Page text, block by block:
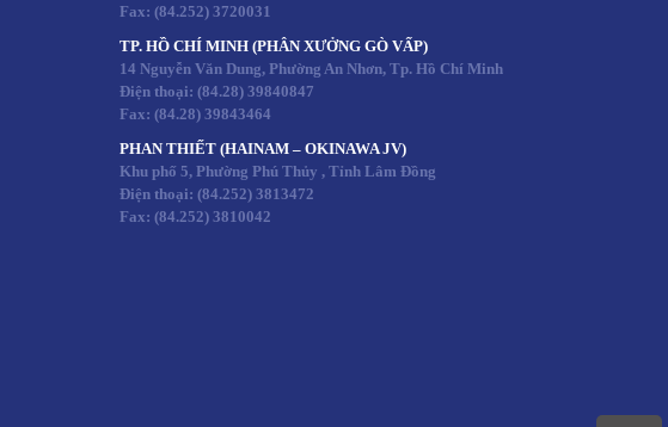
Fax:(84.252) 3720031
TP. HỒ CHÍ MINH (PHÂN XƯỞNG GÒ VẤP)
14 Nguyễn Văn Dung, Phường An Nhơn, Tp. Hồ Chí Minh
Điện thoại:(84.28) 39840847
Fax: (84.28) 39843464
PHAN THIẾT (HAINAM – OKINAWA JV)
Khu phố 5, Phường Phú Thủy , Tỉnh Lâm Đồng
Điện thoại:(84.252) 3813472
Fax:(84.252) 3810042